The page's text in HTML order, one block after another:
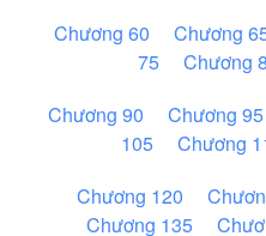
Chương 60 Chương
75
Chương
Chương 90
Chương 95
105
Chương
Chương 120
Chương 135